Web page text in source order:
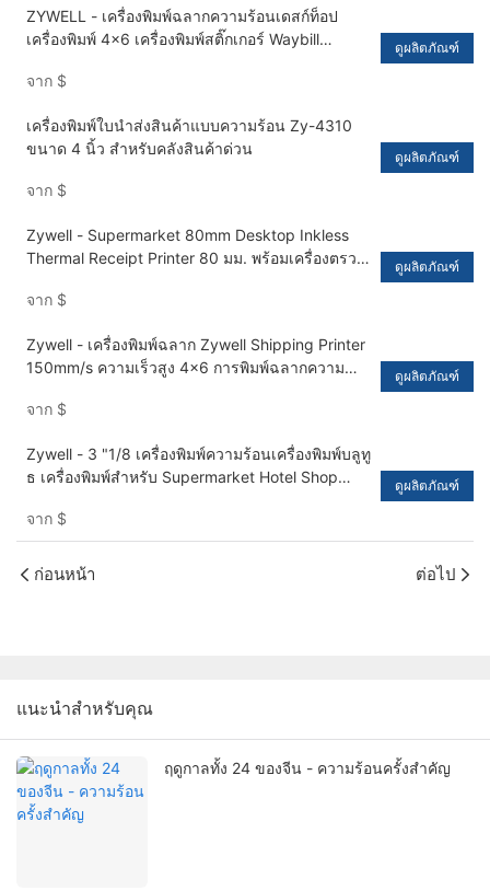
ZYWELL - เครื่องพิมพ์ฉลากความร้อนเดสก์ท็อป
เครื่องพิมพ์ 4x6 เครื่องพิมพ์สติ๊กเกอร์ Waybill
usb+bt
จาก $
ดูผลิตภัณฑ์
เครื่องพิมพ์ใบนำส่งสินค้าแบบความร้อน Zy-4310
ขนาด 4 นิ้ว สำหรับคลังสินค้าด่วน
จาก $
ดูผลิตภัณฑ์
Zywell - Supermarket 80mm Desktop Inkless
Thermal Receipt Printer 80 มม. พร้อมเครื่องตรวจ
จาก $
ดูผลิตภัณฑ์
Zywell - เครื่องพิมพ์ฉลาก Zywell Shipping Printer
150mm/s ความเร็วสูง 4x6 การพิมพ์ฉลากความ
จาก $
ดูผลิตภัณฑ์
Zywell - 3 "1/8 เครื่องพิมพ์ความร้อนเครื่องพิมพ์บลูทู
ธ เครื่องพิมพ์สำหรับ Supermarket Hotel Shop
จาก $
ดูผลิตภัณฑ์
ก่อนหน้า ต่อไป
แนะนำสำหรับคุณ
ฤดูกาลทั้ง 24 ของจีน - ความร้อนครั้งสำคัญ